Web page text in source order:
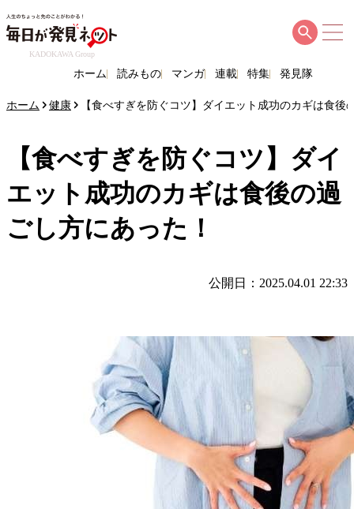
KADOKAWA Group
ホーム 読みもの マンガ 連載 特集 発見隊
ホーム 健康 【食べすぎを防ぐコツ】ダイエット成功のカギは食後
【食べすぎを防ぐコツ】ダイ
エット成功のカギは食後の過
ごし方にあった！
公開日：2025.04.01 22:33